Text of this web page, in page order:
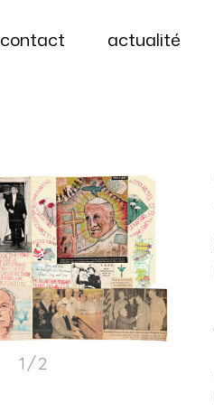
contact actualité
1/2